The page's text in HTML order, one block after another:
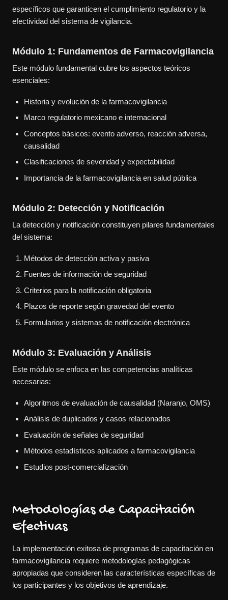
específicos que garanticen el cumplimiento regulatorio y la
efectividad del sistema de vigilancia.
Módulo 1: Fundamentos de Farmacovigilancia
Este módulo fundamental cubre los aspectos teóricos
esenciales:
Historia y evolución de la farmacovigilancia
Marco regulatorio mexicano e internacional
Conceptos básicos: evento adverso, reacción adversa,
causalidad
Clasificaciones de severidad y expectabilidad
Importancia de la farmacovigilancia en salud pública
Módulo 2: Detección y Notificación
La detección y notificación constituyen pilares fundamentales
del sistema:
Métodos de detección activa y pasiva
Fuentes de información de seguridad
Criterios para la notificación obligatoria
Plazos de reporte según gravedad del evento
Formularios y sistemas de notificación electrónica
Módulo 3: Evaluación y Análisis
Este módulo se enfoca en las competencias analíticas
necesarias:
Algoritmos de evaluación de causalidad (Naranjo, OMS)
Análisis de duplicados y casos relacionados
Evaluación de señales de seguridad
Métodos estadísticos aplicados a farmacovigilancia
Estudios post-comercialización
Metodologías de Capacitación
Efectivas
La implementación exitosa de programas de capacitación en
farmacovigilancia requiere metodologías pedagógicas
apropiadas que consideren las características específicas de
los participantes y los objetivos de aprendizaje.